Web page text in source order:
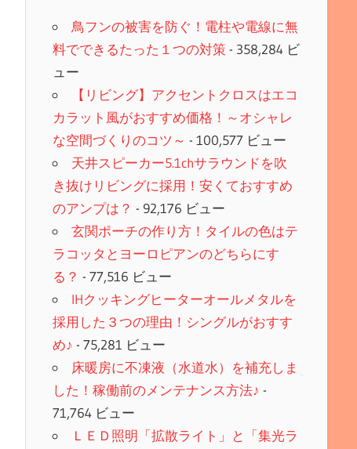
鳥フンの被害を防ぐ！電柱や電線に無
料でできるたった１つの対策 - 358,284 ビ
ュー
【リビング】アクセントクロスはエコ
カラット風がおすすめ価格！～オシャレ
な空間づくりのコツ～ - 100,577 ビュー
天井スピーカー5.1chサラウンドを吹
き抜けリビングに採用！安くておすすめ
のアンプは？ - 92,176 ビュー
玄関ポーチの作り方！タイルの色はテ
ラコッタとヨーロピアンのどちらにす
る？ - 77,516 ビュー
IHクッキングヒーターオールメタルを
採用した３つの理由！シングルがおすす
め♪ - 75,281 ビュー
床暖房に不凍液（水道水）を補充しま
した！稼働前のメンテナンス方法♪ -
71,764 ビュー
ＬＥＤ照明「拡散ライト」と「集光ラ